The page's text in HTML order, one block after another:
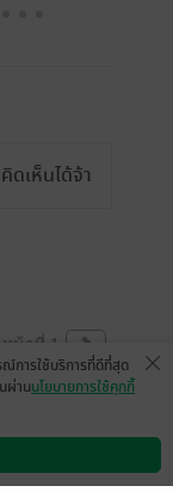
ดเห็นได้จ้า
หน้าที่ 1
การใช้งาน ติดต่อเรา
ณ์การใช้บริการที่ดีที่สุด
ผ่านนโยบายการใช้คุกกี้